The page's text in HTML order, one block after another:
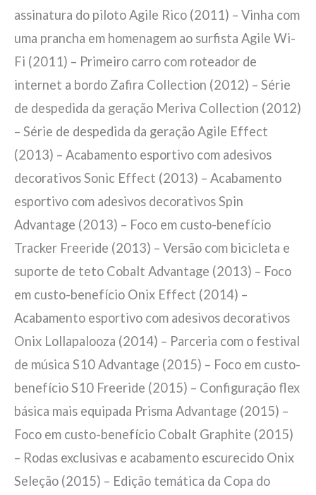
assinatura do piloto Agile Rico (2011) – Vinha com
uma prancha em homenagem ao surfista Agile Wi-
Fi (2011) – Primeiro carro com roteador de
internet a bordo Zafira Collection (2012) – Série
de despedida da geração Meriva Collection (2012)
– Série de despedida da geração Agile Effect
(2013) – Acabamento esportivo com adesivos
decorativos Sonic Effect (2013) – Acabamento
esportivo com adesivos decorativos Spin
Advantage (2013) – Foco em custo-benefício
Tracker Freeride (2013) – Versão com bicicleta e
suporte de teto Cobalt Advantage (2013) – Foco
em custo-benefício Onix Effect (2014) –
Acabamento esportivo com adesivos decorativos
Onix Lollapalooza (2014) – Parceria com o festival
de música S10 Advantage (2015) – Foco em custo-
benefício S10 Freeride (2015) – Configuração flex
básica mais equipada Prisma Advantage (2015) –
Foco em custo-benefício Cobalt Graphite (2015)
– Rodas exclusivas e acabamento escurecido Onix
Seleção (2015) – Edição temática da Copa do